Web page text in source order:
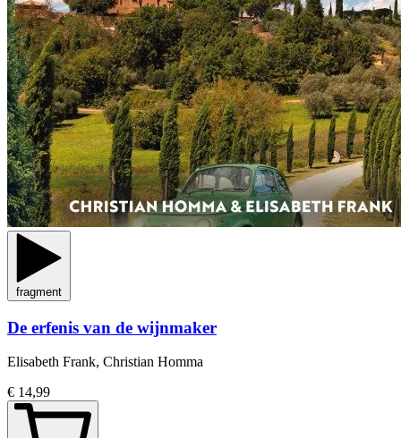
fragment
De erfenis van de wijnmaker
Elisabeth Frank, Christian Homma
€ 14,99